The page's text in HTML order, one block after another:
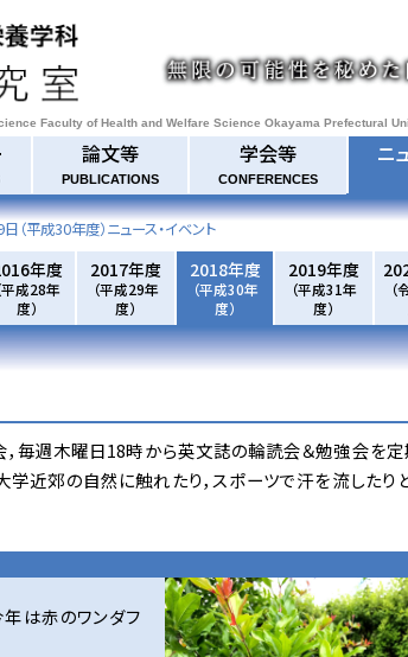
Faculty of Health and Welfare Science Okayama Prefectural
論文等
PUBLICATIONS
学会等
CONFERENCES
ニ
日 （平成30年度）ニュース・イベント
年度
平成28年
度）
2017年度
（平成29年
度）
2018年度
（平成30年
度）
2019年度
（平成31年
度）
毎週木曜日18時から英文誌の輪読会＆勉強会を定
近郊の自然に触れたり，スポーツで汗を流したり
は赤のワンダフ